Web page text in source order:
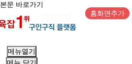
본문 바로가기
홈화면추가
메뉴열기